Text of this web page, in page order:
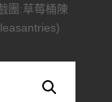
團:草莓桶陳